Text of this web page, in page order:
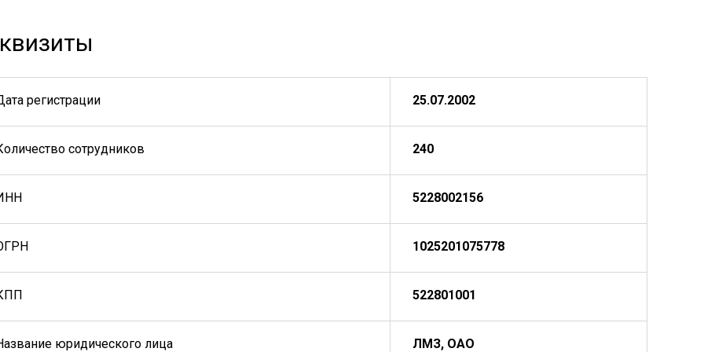
регистрации 25.07.2002
сотрудников 240
5228002156
1025201075778
522801001
юридического лица ЛМЗ, ОАО